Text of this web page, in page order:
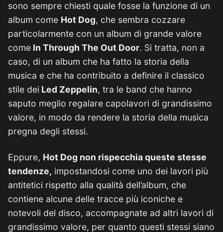
sono sempre chiesti quale fosse la funzione di un
album come Hot Dog, che sembra cozzare
particolarmente con un album di grande valore
come In Through The Out Door. Si tratta, non a
caso, di un album che ha fatto la storia della
musica e che ha contribuito a definire il classico
stile dei Led Zeppelin, tra le band che hanno
saputo meglio regalare capolavori di grandissimo
valore, in modo da rendere la storia della musica
pregna degli stessi.
Eppure, Hot Dog non rispecchia queste stesse
tendenze, impostandosi come uno dei lavori più
antitetici rispetto alla qualità dell’album, che
contiene alcune delle tracce più iconiche e
notevoli del disco, accompagnate ad altri lavori di
grandissimo valore, per quanto questi stessi siano